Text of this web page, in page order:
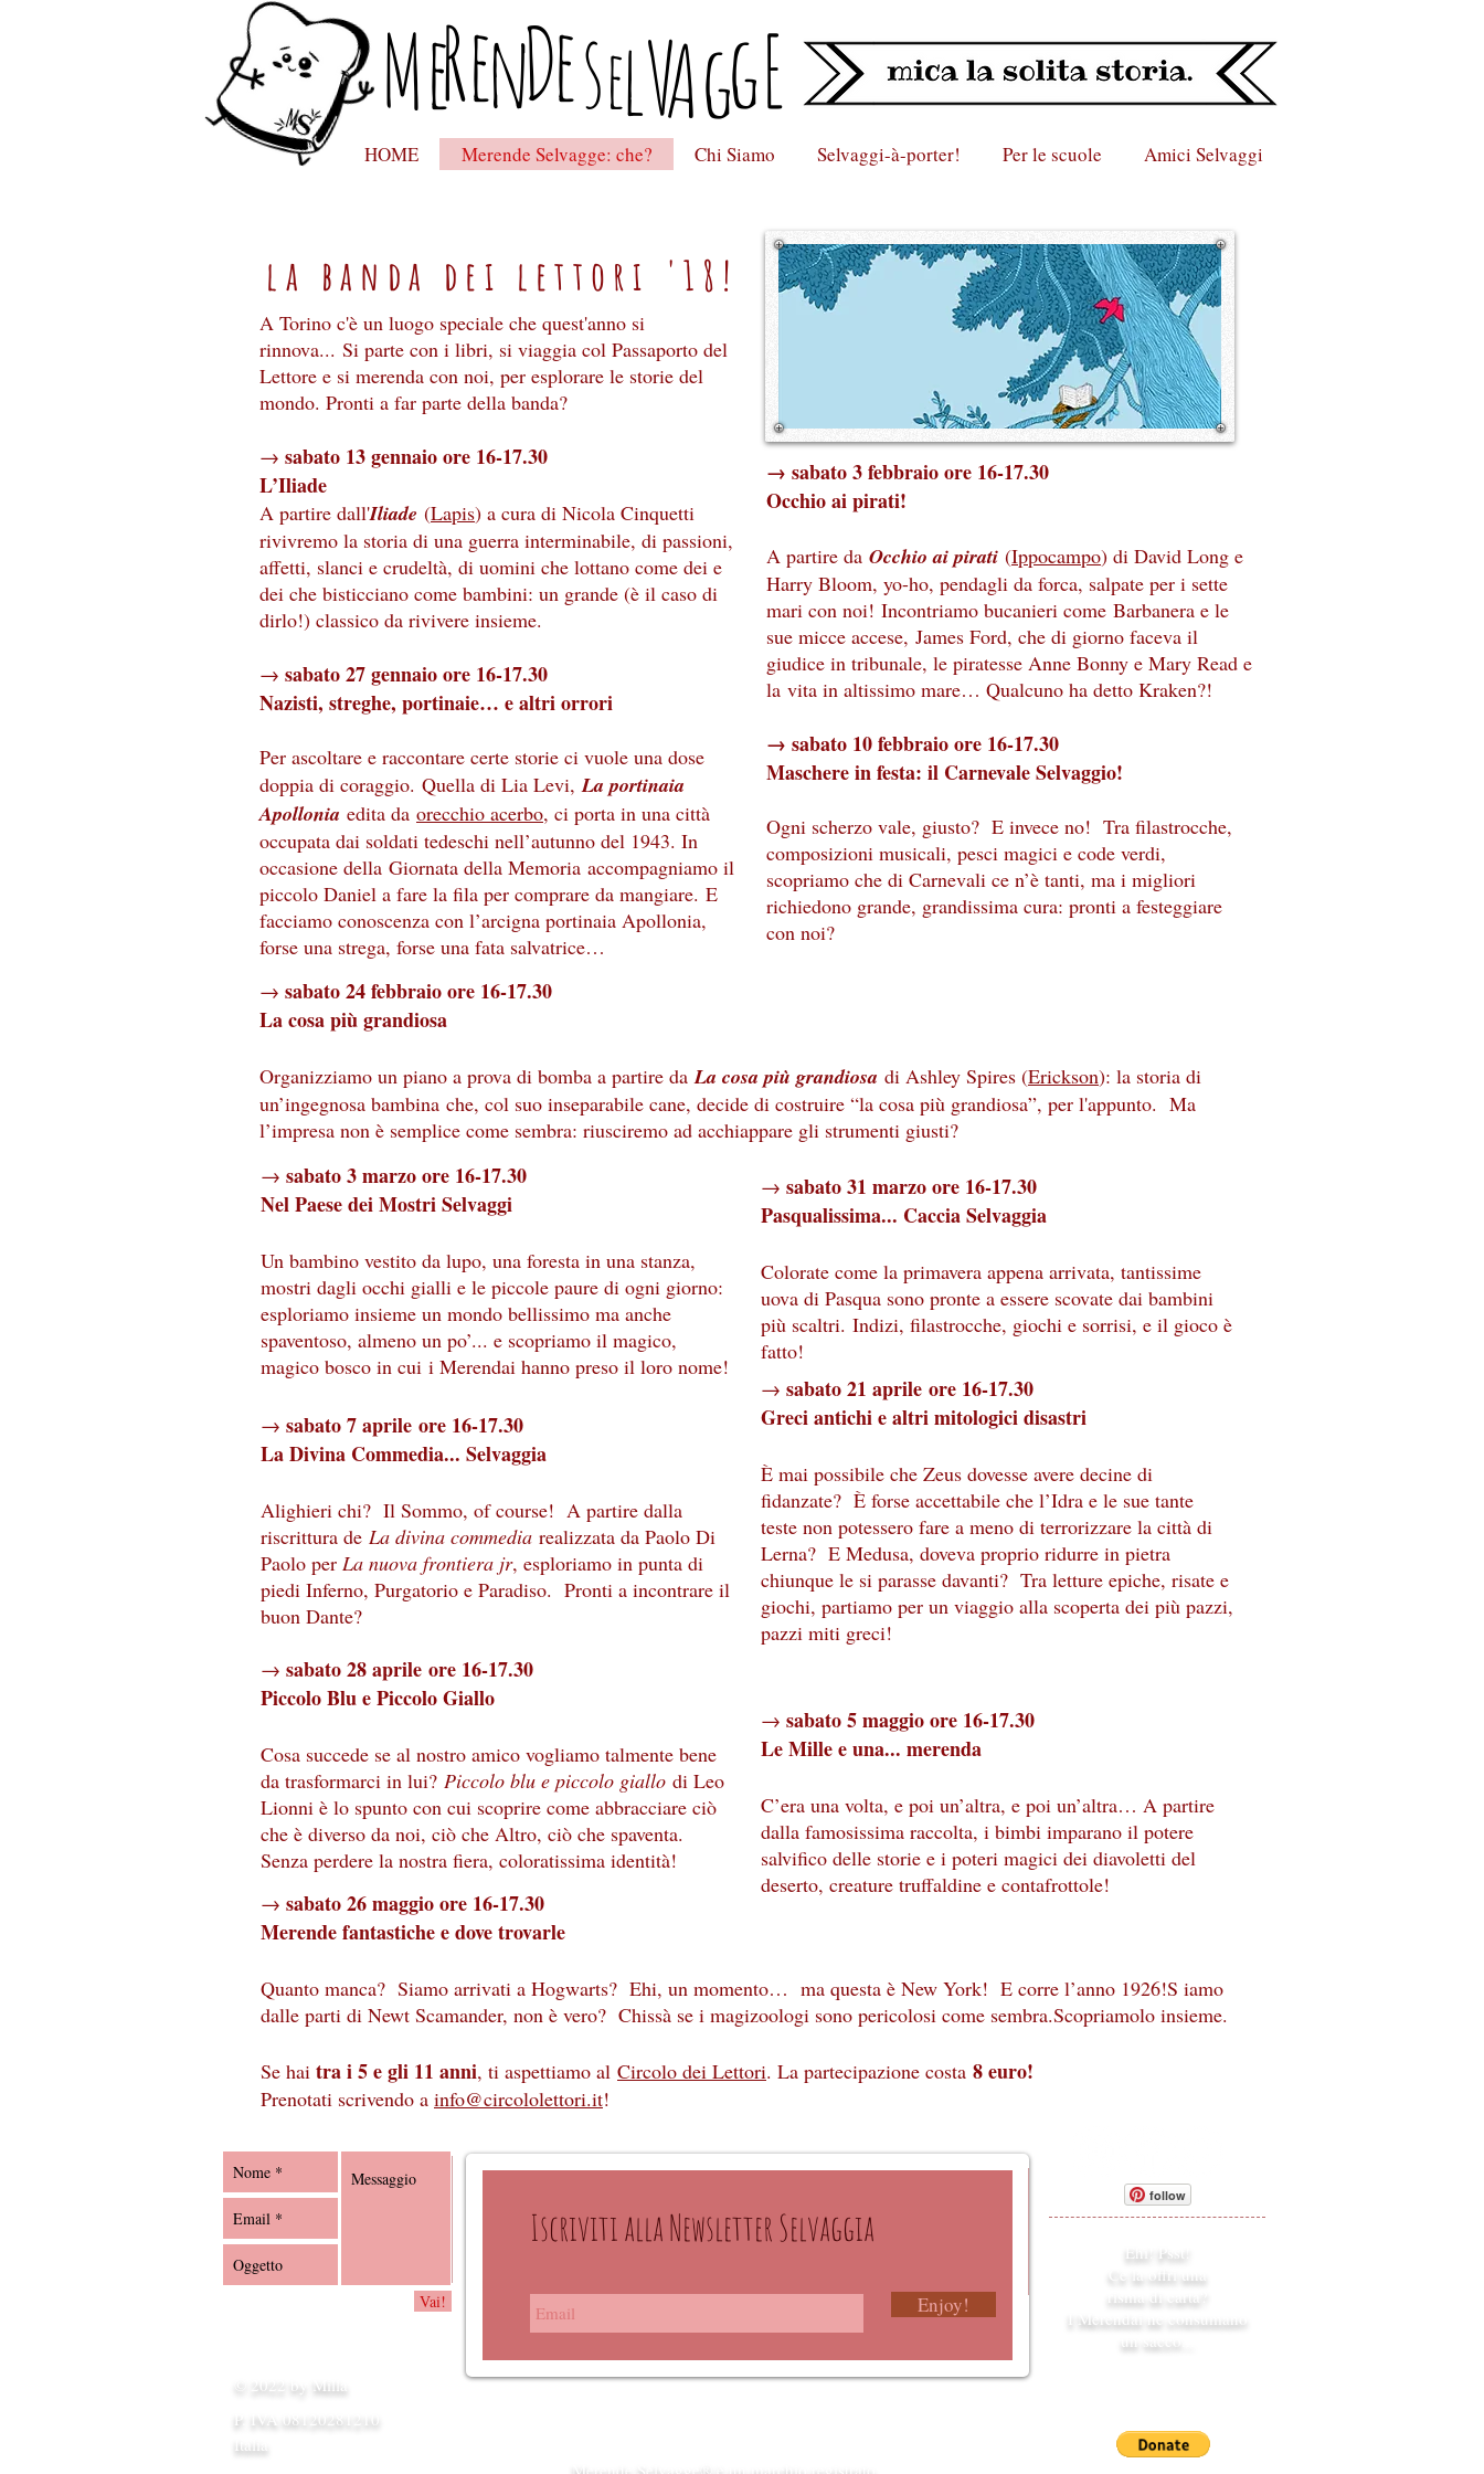
Me
HOME Merende Selvagge: che? Chi Siamo Selvaggi-à-porter! Per le scuole Amici Selvaggi
RenDeselVAggE
la banda dei lettori ' 18!
A Torino c'è un luogo speciale che quest'anno si
rinnova... Si parte con i libri, si viaggia col Passaporto del
Lettore e si merenda con noi, per esplorare le storie del
mondo. Pronti a far parte della banda?
→ sabato 13 gennaio ore 16-17.30
L’Iliade
A partire dall'Iliade (Lapis) a cura di Nicola Cinquetti
rivivremo la storia di una guerra interminabile, di passioni,
affetti, slanci e crudeltà, di uomini che lottano come dei e
dei che bisticciano come bambini: un grande (è il caso di
dirlo!) classico da rivivere insieme.
→ sabato 27 gennaio ore 16-17.30
Nazisti, streghe, portinaie… e altri orrori
Per ascoltare e raccontare certe storie ci vuole una dose
doppia di coraggio. Quella di Lia Levi,La portinaia
Apollonia edita da orecchio acerbo, ci porta in una città
occupata dai soldati tedeschi nell’autunno del 1943. In
occasione della Giornata della Memoria accompagniamo il
piccolo Daniel a fare la fila per comprare da mangiare. E
facciamo conoscenza con l’arcigna portinaia Apollonia,
forse una strega, forse una fata salvatrice…
→ sabato 3 febbraio ore 16-17.30
Occhio ai pirati!
A partire da Occhio ai pirati (Ippocampo) di David Long e
Harry Bloom, yo-ho, pendagli da forca, salpate per i sette
mari con noi! Incontriamo bucanieri come Barbanera e le
sue micce accese, James Ford, che di giorno faceva il
giudice in tribunale, le piratesse Anne Bonny e Mary Read e
la vita in altissimo mare… Qualcuno ha detto Kraken?!
→ sabato 10 febbraio ore 16-17.30
Maschere in festa: il Carnevale Selvaggio!
Ogni scherzo vale, giusto? E invece no! Tra filastrocche,
composizioni musicali, pesci magici e code verdi,
scopriamo che di Carnevali ce n’è tanti, ma i migliori
richiedono grande, grandissima cura: pronti a festeggiare
con noi?
→ sabato 24 febbraio ore 16-17.30
La cosa più grandiosa
Organizziamo un piano a prova di bomba a partire daLa cosa più grandiosa di Ashley Spires (Erickson): la storia di
un’ingegnosa bambina che, col suo inseparabile cane, decide di costruire “la cosa più grandiosa”, per l'appunto. Ma
l’impresa non è semplice come sembra: riusciremo ad acchiappare gli strumenti giusti?
→ sabato 3 marzo ore 16-17.30
Nel Paese dei Mostri Selvaggi
Un bambino vestito da lupo, una foresta in una stanza,
mostri dagli occhi gialli e le piccole paure di ogni giorno:
esploriamo insieme un mondo bellissimo ma anche
spaventoso, almeno un po’... e scopriamo il magico,
magico bosco in cui i Merendai hanno preso il loro nome!
→ sabato 7 aprile ore 16-17.30
La Divina Commedia... Selvaggia
Alighieri chi? Il Sommo, of course! A partire dalla
riscrittura de La divina commedia realizzata da Paolo Di
Paolo per La nuova frontiera jr, esploriamo in punta di
piedi Inferno, Purgatorio e Paradiso. Pronti a incontrare il
buon Dante?
→ sabato 31 marzo ore 16-17.30
Pasqualissima... Caccia Selvaggia
Colorate come la primavera appena arrivata, tantissime
uova di Pasqua sono pronte a essere scovate dai bambini
più scaltri. Indizi, filastrocche, giochi e sorrisi, e il gioco è
fatto!
→ sabato 21 aprile ore 16-17.30
Greci antichi e altri mitologici disastri
È mai possibile che Zeus dovesse avere decine di
fidanzate? È forse accettabile che l’Idra e le sue tante
teste non potessero fare a meno di terrorizzare la città di
Lerna? E Medusa, doveva proprio ridurre in pietra
chiunque le si parasse davanti? Tra letture epiche, risate e
giochi, partiamo per un viaggio alla scoperta dei più pazzi,
pazzi miti greci!
→ sabato 28 aprile ore 16-17.30
Piccolo Blu e Piccolo Giallo
Cosa succede se al nostro amico vogliamo talmente bene
da trasformarci in lui? Piccolo blu e piccolo giallo di Leo
Lionni è lo spunto con cui scoprire come abbracciare ciò
che è diverso da noi, ciò che Altro, ciò che spaventa.
Senza perdere la nostra fiera, coloratissima identità!
→ sabato 5 maggio ore 16-17.30
Le Mille e una... merenda
C’era una volta, e poi un’altra, e poi un’altra… A partire
dalla famosissima raccolta, i bimbi imparano il potere
salvifico delle storie e i poteri magici dei diavoletti del
deserto, creature truffaldine e contafrottole!
→ sabato 26 maggio ore 16-17.30
Merende fantastiche e dove trovarle
Quanto manca? Siamo arrivati a Hogwarts? Ehi, un momento… ma questa è New York! E corre l’anno 1926!S iamo
dalle parti di Newt Scamander, non è vero? Chissà se i magizoologi sono pericolosi come sembra.Scopriamolo insieme.
Se hai tra i 5 e gli 11 anni, ti aspettiamo al Circolo dei Lettori. La partecipazione costa 8 euro!
Prenotati scrivendo a info@circololettori.it!
Vai!
© 2022 by Milla
Iscriviti alla Newsletter Selvaggia
Enjoy!
follow
Ehi! Psst!
Ce la offri una
risma di carta?
I Merendai ne consumano
un sacco...
P. IVA 08120281210
Italia
Merende Selvagge® è un marchio registrato.